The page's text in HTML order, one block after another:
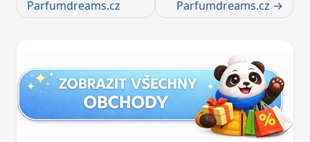
pro
Parfumdreams.cz
Parfumdreams.cz